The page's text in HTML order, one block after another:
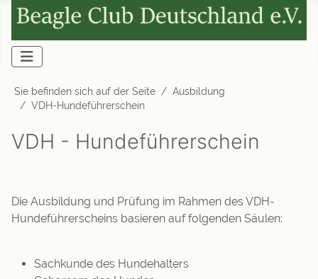
Sie befinden sich auf der Seite
Ausbildung
VDH-Hundeführerschein
VDH - Hundeführerschein
Die Ausbildung und Prüfung im Rahmen des VDH-
Hundeführerscheins basieren auf folgenden Säulen:
Sachkunde des Hundehalters